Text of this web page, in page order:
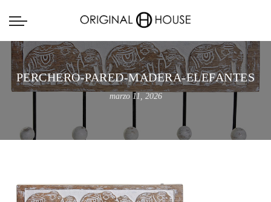
PERCHERO-PARED-MADERA-ELEFANTES
marzo 11, 2026